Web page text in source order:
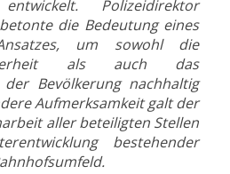
Polizeidirektor
die Bedeutung eines
um sowohl die
als auch das
der Bevölkerung nachhaltig
Aufmerksamkeit galt der
aller beteiligten Stellen
bestehender